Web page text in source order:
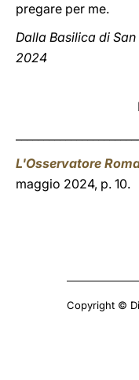
pregare per me.
Dalla Basilica di
2024
L'Osservatore
maggio 2024, p. 10.
Copyright ©